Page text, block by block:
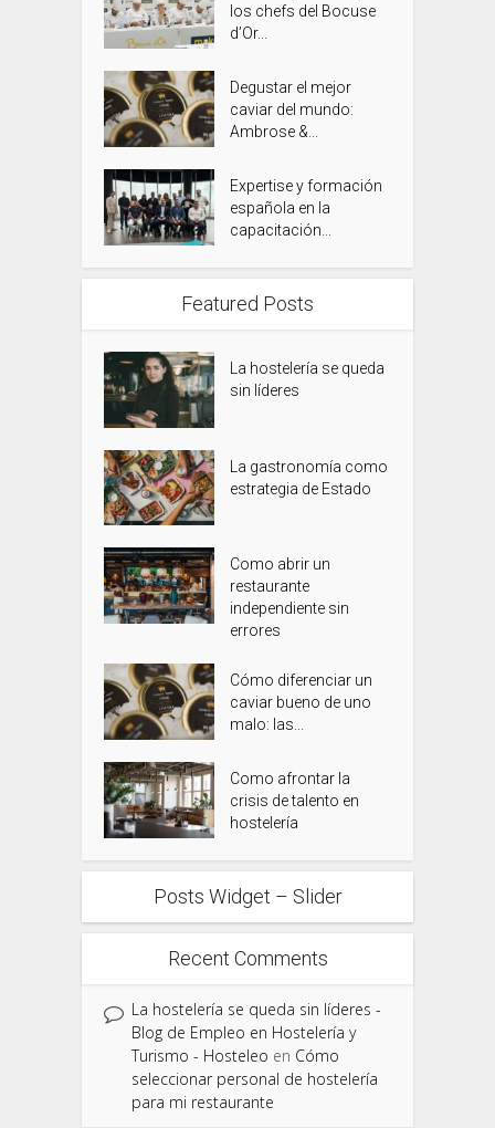
los chefs del Bocuse
d’Or...
Degustar el mejor
caviar del mundo:
Ambrose &...
Expertise y formación
española en la
capacitación...
Featured Posts
La hostelería se queda
sin líderes
La gastronomía como
estrategia de Estado
Como abrir un
restaurante
independiente sin
errores
Cómo diferenciar un
caviar bueno de uno
malo: las...
Como afrontar la
crisis de talento en
hostelería
Posts Widget – Slider
Recent Comments
La hostelería se queda sin líderes -
Blog de Empleo en Hostelería y
Turismo - Hosteleo en Cómo
seleccionar personal de hostelería
para mi restaurante